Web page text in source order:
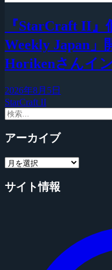
『StarCraft II』
Weekly Japan」
Horikenさんイ
2026年8月5日
StarCraft II
アーカイブ
サイト情報